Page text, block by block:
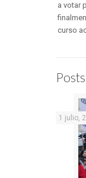
a votar
curso
1 julio,